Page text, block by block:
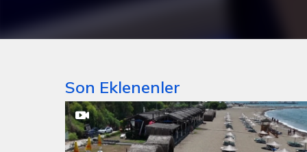
Son Eklenenler